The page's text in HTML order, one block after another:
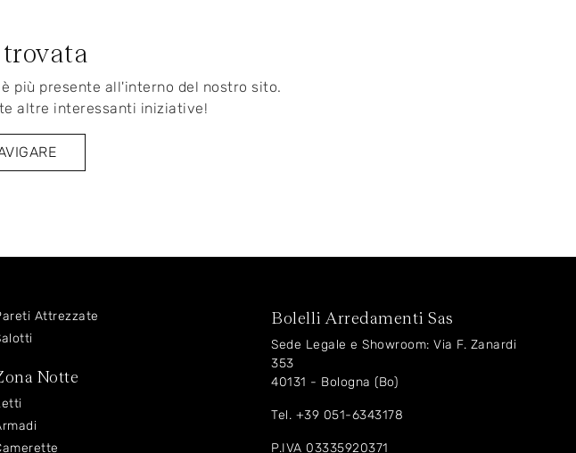
più presente all'interno del nostro sito.
altre interessanti iniziative!
Attrezzate
Notte
Bolelli Arredamenti Sas
Sede Legale e Showroom: Via F. Zanardi
353
40131 - Bologna (Bo)
Tel. +39 051-6343178
P.IVA 03335920371